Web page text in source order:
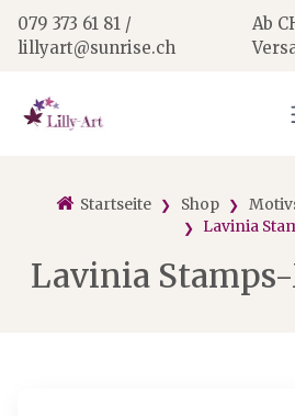
079 373 61 81 /
lillyart@sunrise.ch
Ab
Startseite Shop
Lavinia
Lavinia